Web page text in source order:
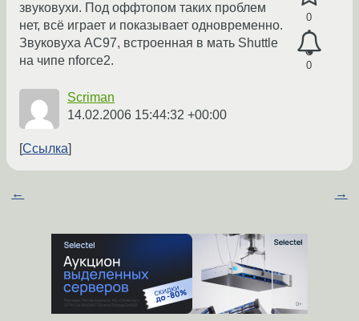
0
0
звуковухи. Под оффтопом таких проблем
нет, всё играет и показывает одновременно.
Звуковуха AC97, встроенная в мать Shuttle
на чипе nforce2.
Scriman
14.02.2006 15:44:32 +00:00
Ссылка
← →